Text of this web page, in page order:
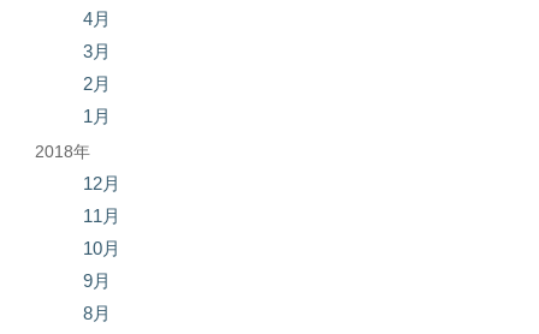
4月
3月
2月
1月
2018年
12月
11月
10月
9月
8月